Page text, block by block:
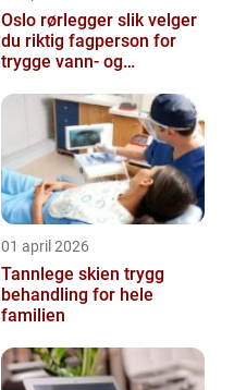
Oslo rørlegger slik velger
du riktig fagperson for
trygge vann- og
01 april 2026
Tannlege skien trygg
behandling for hele
familien